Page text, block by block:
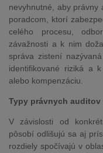
nevyhnutné, aby právny
poradcom, ktorí
celého procesu,
závažnosti a k nim
správa zistení
identifikované riziká a
alebo kompenzáciu.
Typy právnych auditov
V závislosti od
pôsobí odlišujú sa aj
rozdiely spočívajú v